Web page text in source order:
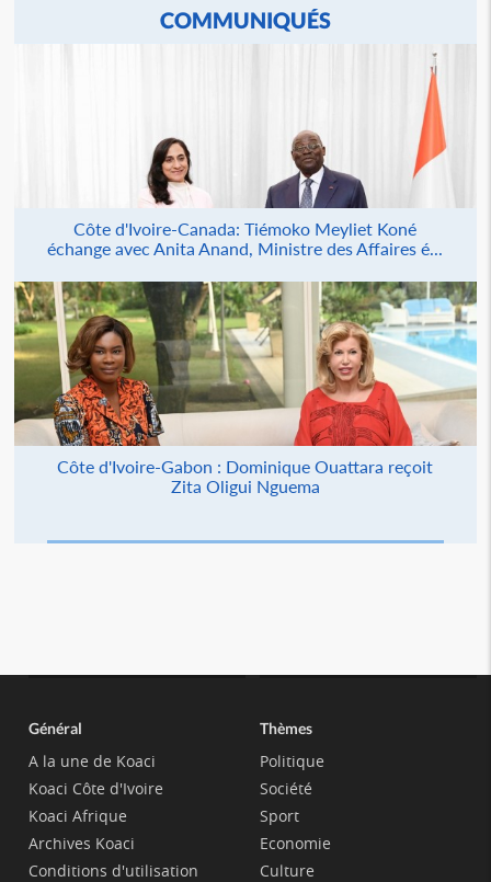
COMMUNIQUÉS
Côte d'Ivoire-Canada: Tiémoko Meyliet Koné
échange avec Anita Anand, Ministre des Affaires é...
Côte d'Ivoire-Gabon : Dominique Ouattara reçoit
Zita Oligui Nguema
Général
A la une de Koaci
Koaci Côte d'Ivoire
Koaci Afrique
Archives Koaci
Conditions d'utilisation
Thèmes
Politique
Société
Sport
Economie
Culture